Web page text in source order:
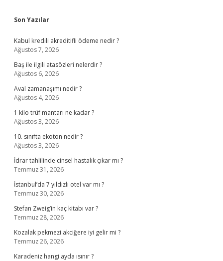
Sidebar
Son Yazılar
Kabul kredili akreditifli ödeme nedir ?
Ağustos 7, 2026
Baş ile ilgili atasözleri nelerdir ?
Ağustos 6, 2026
Aval zamanaşımı nedir ?
Ağustos 4, 2026
1 kilo trüf mantarı ne kadar ?
Ağustos 3, 2026
10. sınıfta ekoton nedir ?
Ağustos 3, 2026
İdrar tahlilinde cinsel hastalık çıkar mı ?
Temmuz 31, 2026
İstanbul’da 7 yıldızlı otel var mı ?
Temmuz 30, 2026
Stefan Zweig’in kaç kitabı var ?
Temmuz 28, 2026
Kozalak pekmezi akciğere iyi gelir mi ?
Temmuz 26, 2026
Karadeniz hangi ayda ısınır ?